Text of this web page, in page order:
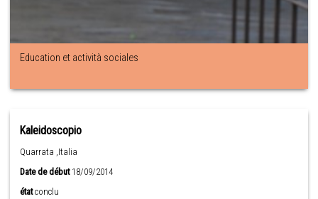
Education et actività sociales
Kaleidoscopio
Quarrata ,Italia
Date de début18/09/2014
état conclu